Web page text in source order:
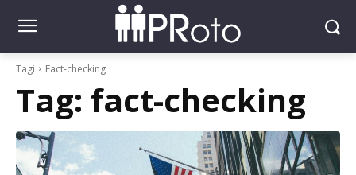
Tagi Fact-checking
Tag: fact-checking